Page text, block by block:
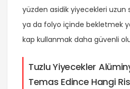
yüzden asidik yiyecekleri uzun
ya da folyo içinde bekletmek
kap kullanmak daha güvenli
Tuzlu Yiyecekler
Temas Edince Hangi